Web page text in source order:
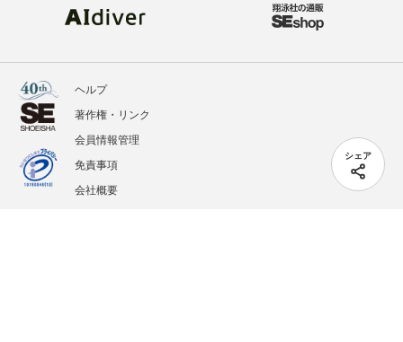
シェア
ヘルプ
著作権・リンク
会員情報管理
免責事項
会社概要